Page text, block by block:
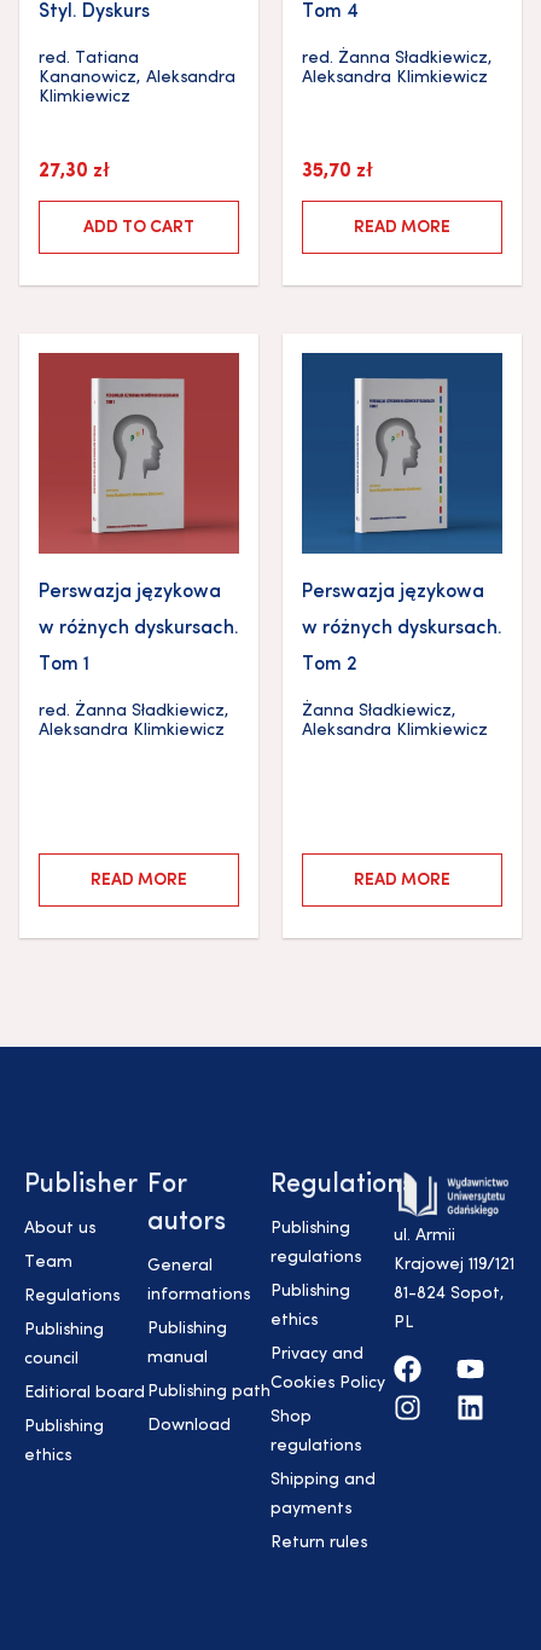
Styl. Dyskurs
red. Tatiana
Kananowicz, Aleksandra
Klimkiewicz
27,30 zł
ADD TO CART
Tom 4
red. Żanna Sładkiewicz,
Aleksandra Klimkiewicz
35,70 zł
READ MORE
Perswazja językowa
w różnych dyskursach.
Tom 1
red. Żanna Sładkiewicz,
Aleksandra Klimkiewicz
READ MORE
Perswazja językowa
w różnych dyskursach.
Tom 2
Żanna Sładkiewicz,
Aleksandra Klimkiewicz
READ MORE
Publisher
About us
Team
Regulations
Publishing
council
Editioral board
Publishing
ethics
For
autors
General
informations
Publishing
manual
Publishing path
Download
Regulations
Publishing
regulations
Publishing
ethics
Privacy and
Cookies Policy
Shop
regulations
Shipping and
payments
Return rules
ul. Armii
Krajowej 119/121
81-824 Sopot,
PL